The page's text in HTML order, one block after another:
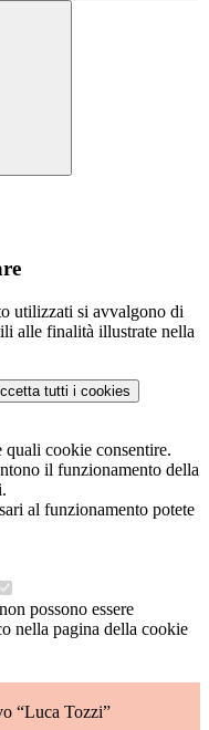
utilizzati si avvalgono di
alle finalità illustrate nella
tutti i cookies
quali cookie consentire.
il funzionamento della
al funzionamento potete
possono essere
nella pagina della cookie
“Luca Tozzi”